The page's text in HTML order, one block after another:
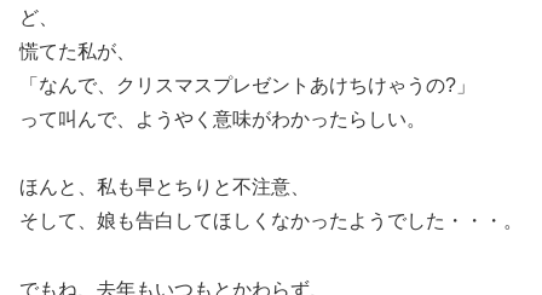
ど、
慌てた私が、
「なんで、クリスマスプレゼントあけちけゃうの?」
って叫んで、ようやく意味がわかったらしい。
ほんと、私も早とちりと不注意、
そして、娘も告白してほしくなかったようでした・・・。
でもね、去年もいつもとかわらず、